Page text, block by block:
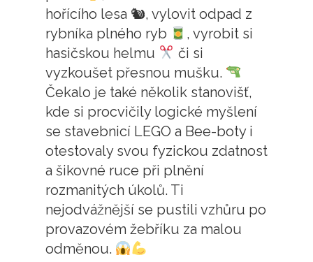
hořícího lesa 🐿, vylovit odpad z
rybníka plného ryb
, vyrobit si
hasičskou helmu
či si
vyzkoušet přesnou mušku.
Čekalo je také několik stanovišť,
kde si procvičily logické myšlení
se stavebnicí LEGO a Bee-boty i
otestovaly svou fyzickou zdatnost
a šikovné ruce při plnění
rozmanitých úkolů. Ti
nejodvážnější se pustili vzhůru po
provazovém žebříku za malou
odměnou.